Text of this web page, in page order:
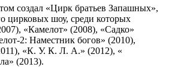
создал «Цирк братьев Запашных»,
цирковых шоу, среди которых
«Камелот» (2008), «Садко»
2: Наместник богов» (2010),
«К. У. К. Л. А.» (2012), «
(2013).